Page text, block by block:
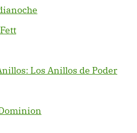
Los Anillos de Poder